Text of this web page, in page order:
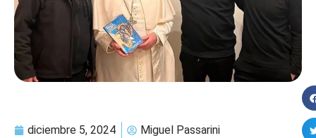
diciembre 5, 2024 Miguel Passarini